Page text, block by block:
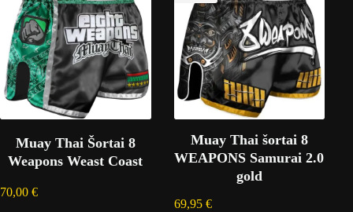
Muay Thai Šortai 8
Weapons Weast Coast
70,00 €
Muay Thai šortai 8
WEAPONS Samurai 2.0
gold
69,95 €